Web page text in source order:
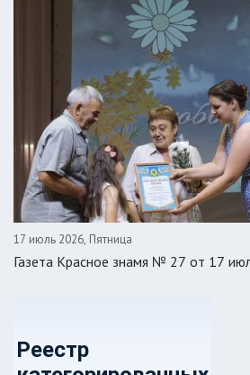
17 июль 2026, Пятница
Газета Красное знамя № 27 от 17